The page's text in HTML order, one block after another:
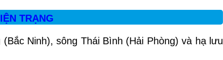
TRẠNG
Ninh), sông Thái Bình (Hải Phòng) và hạ lưu